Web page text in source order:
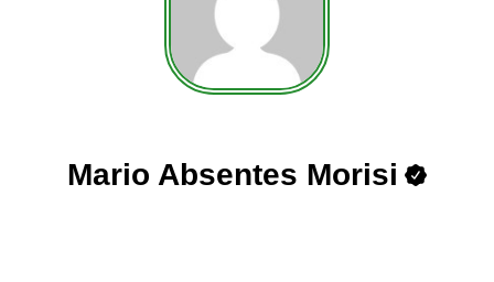
Mario Absentes Morisi